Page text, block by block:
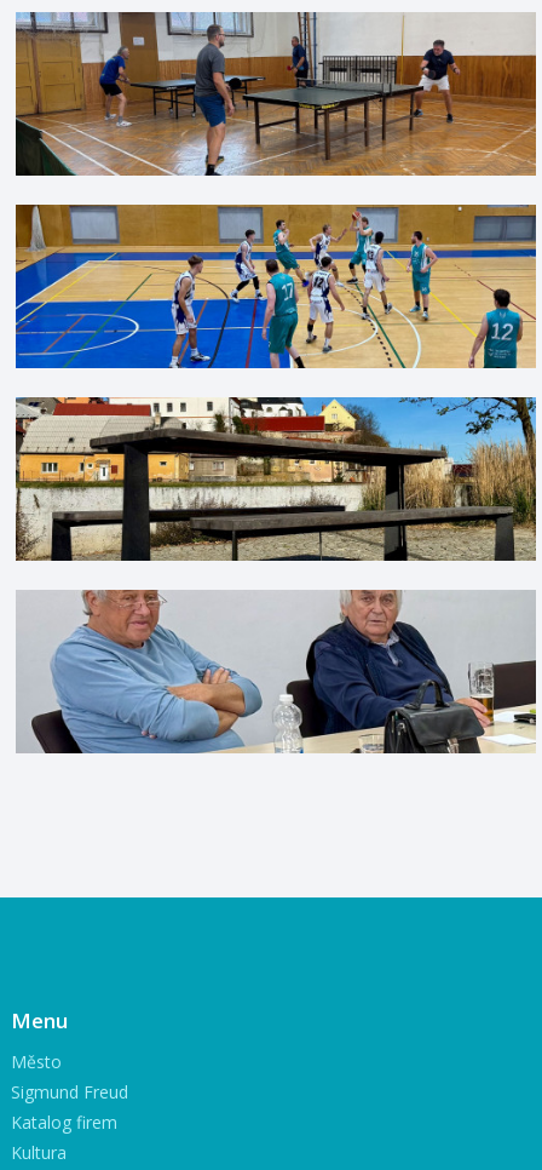
Menu
Město
Sigmund Freud
Katalog firem
Kultura